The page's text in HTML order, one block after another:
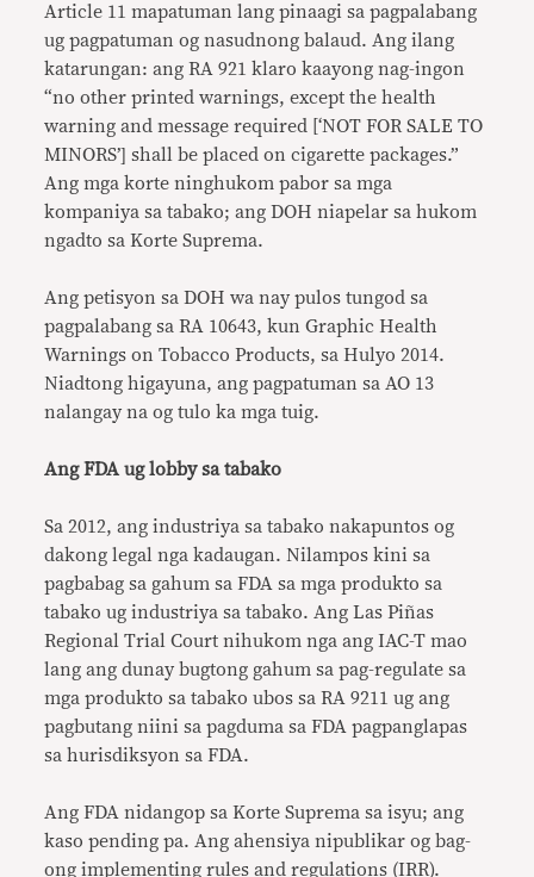
Article 11 mapatuman lang pinaagi sa pagpalabang
ug pagpatuman og nasudnong balaud. Ang ilang
katarungan: ang RA 921 klaro kaayong nag-ingon
“no other printed warnings, except the health
warning and message required [‘NOT FOR SALE TO
MINORS’] shall be placed on cigarette packages.”
Ang mga korte ninghukom pabor sa mga
kompaniya sa tabako; ang DOH niapelar sa hukom
ngadto sa Korte Suprema.
Ang petisyon sa DOH wa nay pulos tungod sa
pagpalabang sa RA 10643, kun Graphic Health
Warnings on Tobacco Products, sa Hulyo 2014.
Niadtong higayuna, ang pagpatuman sa AO 13
nalangay na og tulo ka mga tuig.
Ang FDA ug lobby sa tabako
Sa 2012, ang industriya sa tabako nakapuntos og
dakong legal nga kadaugan. Nilampos kini sa
pagbabag sa gahum sa FDA sa mga produkto sa
tabako ug industriya sa tabako. Ang Las Piñas
Regional Trial Court nihukom nga ang IAC-T mao
lang ang dunay bugtong gahum sa pag-regulate sa
mga produkto sa tabako ubos sa RA 9211 ug ang
pagbutang niini sa pagduma sa FDA pagpanglapas
sa hurisdiksyon sa FDA.
Ang FDA nidangop sa Korte Suprema sa isyu; ang
kaso pending pa. Ang ahensiya nipublikar og bag-
ong implementing rules and regulations (IRR).